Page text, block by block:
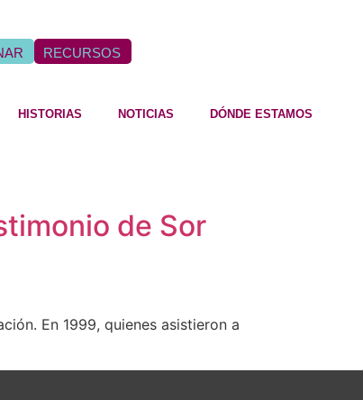
RECURSOS
HISTORIAS NOTICIAS DÓNDE ESTAMOS
de Sor
En 1999, quienes asistieron a